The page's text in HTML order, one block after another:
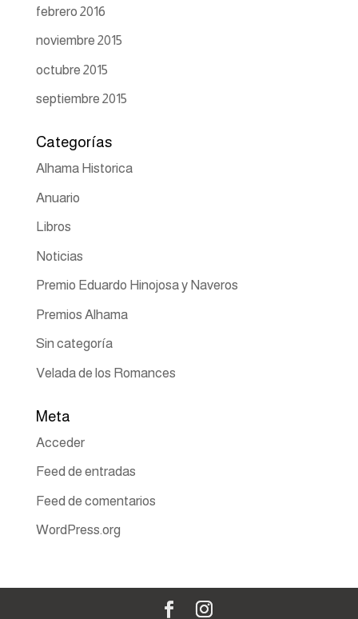
febrero 2016
noviembre 2015
octubre 2015
septiembre 2015
Categorías
Alhama Historica
Anuario
Libros
Noticias
Premio Eduardo Hinojosa y Naveros
Premios Alhama
Sin categoría
Velada de los Romances
Meta
Acceder
Feed de entradas
Feed de comentarios
WordPress.org